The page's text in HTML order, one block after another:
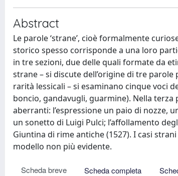
Abstract
Le parole ‘strane’, cioè formalmente
storico spesso corrisponde a una loro
in tre sezioni, due delle quali formate da
strane – si discute dell’origine di tre
rarità lessicali – si esaminano cinque voci
boncio, gandavugli, guarmine). Nella
aberranti: l’espressione un paio di nozze,
un sonetto di Luigi Pulci; l’affollamento
Giuntina di rime antiche (1527). I casi
modello non più evidente.
Scheda breve Scheda completa